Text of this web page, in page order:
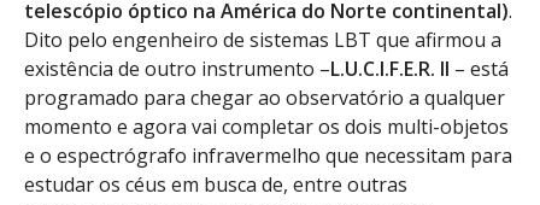
telescópio óptico na América do Norte continental).
Dito pelo engenheiro de sistemas LBT que afirmou a
existência de outro instrumento –L.U.C.I.F.E.R. II – está
programado para chegar ao observatório a qualquer
momento e agora vai completar os dois multi-objetos
e o espectrógrafo infravermelho que necessitam para
estudar os céus em busca de, entre outras